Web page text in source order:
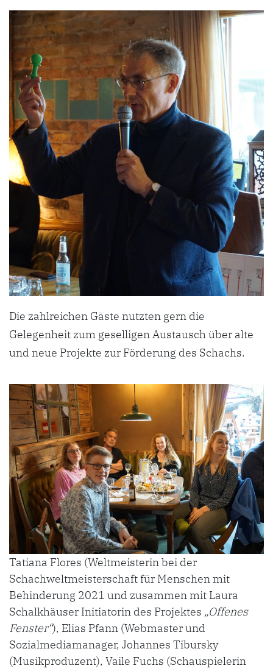
Die zahlreichen Gäste nutzten gern die
Gelegenheit zum geselligen Austausch über alte
und neue Projekte zur Förderung des Schachs.
Tatiana Flores (Weltmeisterin bei der
Schachweltmeisterschaft für Menschen mit
Behinderung 2021 und zusammen mit Laura
Schalkhäuser Initiatorin des Projektes „Offenes
Fenster“), Elias Pfann (Webmaster und
Sozialmediamanager, Johannes Tibursky
(Musikproduzent), Vaile Fuchs (Schauspielerin